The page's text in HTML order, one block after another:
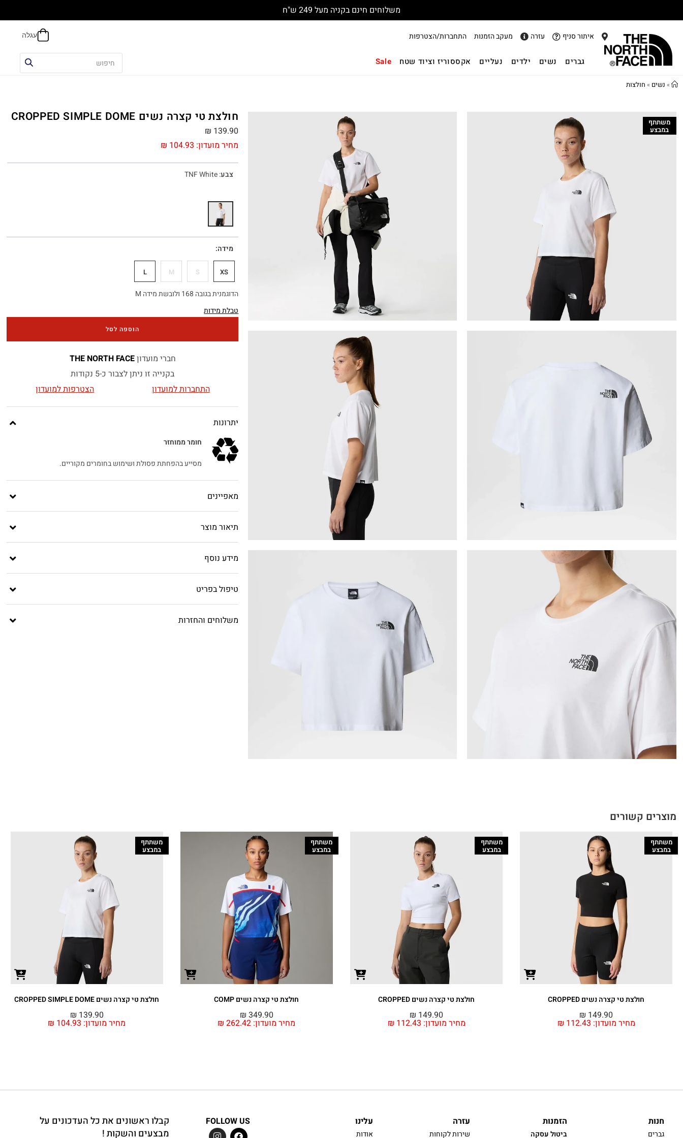
משלוחים חינם בקניה מעל 249 ש"ח
איתור סניף עזרה מעקב הזמנות התחברות/הצטרפות
גברים נשים ילדים נעליים אקססוריז וציוד שטח Sale
» נשים » חולצות
משתתף
במבצע
חולצת טי קצרה נשים CROPPED SIMPLE DOME
מחיר מועדון: ₪ 104.93
₪ 139.90
צבע:
TNF White
מידה
XS
S
M
L
הדוגמנית בגובה 168 ולובשת מידה M
טבלת מידות
הוספה לסל
חברי מועדוןTHE NORTH FACE
בקנייה זו ניתן לצבור כ-5 נקודות
התחברות למועדון
הצטרפות למועדון
יתרונות
חומר ממוחזר
מסייע בהפחתת פסולת ושימוש בחומרים מקוריים.
מאפיינים
תיאור מוצר
מידע נוסף
טיפול בפריט
משלוחים והחזרות
מוצרים קשורים
משתתף
במבצע
חולצת טי קצרה נשים CROPPED
מחיר מועדון: ₪ 112.43
₪ 149.90
משתתף
במבצע
חולצת טי קצרה נשים CROPPED
מחיר מועדון: ₪ 112.43
₪ 149.90
משתתף
במבצע
חולצת טי קצרה נשים COMP
מחיר מועדון: ₪ 262.42
₪ 349.90
משתתף
במבצע
חולצת טי קצרה נשים CROPPED SIMPLE DOME
מחיר מועדון: ₪ 104.93
₪ 139.90
חנות
גברים
הזמנות
ביטול עסקה
עזרה
שירות לקוחות
עלינו
אודות
FOLLOW US
קבלו ראשונים את כל העדכונים על
מבצעים והשקות !